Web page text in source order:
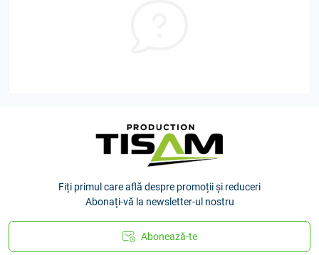
Fiți primul care află despre promoții și reduceri
Abonați-vă la newsletter-ul nostru
Abonează-te